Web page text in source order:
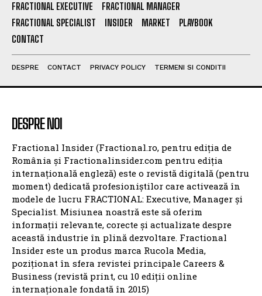
FRACTIONAL EXECUTIVE
FRACTIONAL MANAGER
FRACTIONAL SPECIALIST
INSIDER MARKET
PLAYBOOK
CONTACT
DESPRE CONTACT PRIVACY POLICY TERMENI SI CONDITII
DESPRE NOI
Fractional Insider (Fractional.ro, pentru ediția de
România și Fractionalinsider.com pentru ediția
internațională engleză) este o revistă digitală (pentru
moment) dedicată profesioniștilor care activează în
modele de lucru FRACTIONAL: Executive, Manager și
Specialist. Misiunea noastră este să oferim
informații relevante, corecte și actualizate despre
această industrie în plină dezvoltare. Fractional
Insider este un produs marca Rucola Media,
poziționat în sfera revistei principale Careers &
Business (revistă print, cu 10 ediții online
internaționale fondată în 2015)